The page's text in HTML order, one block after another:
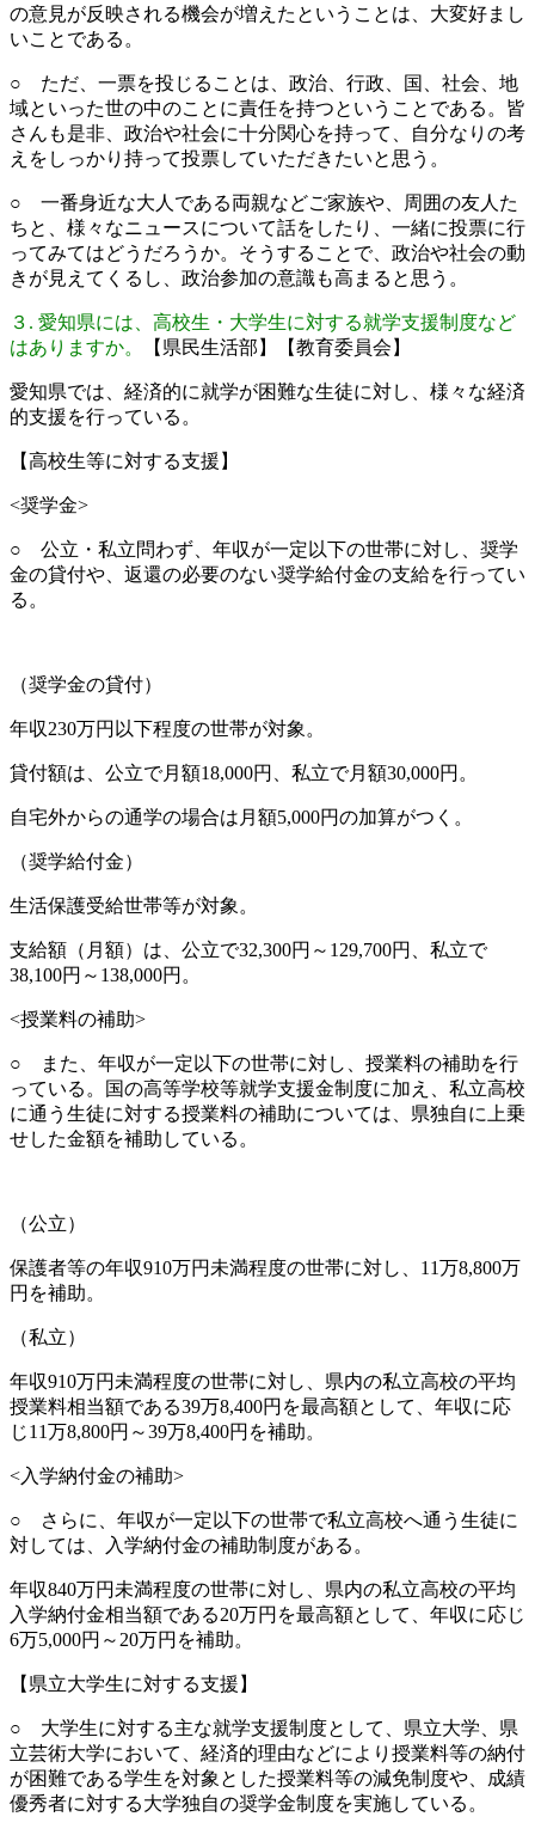
の意見が反映される機会が増えたということは、大変好まし
いことである。
○ ただ、一票を投じることは、政治、行政、国、社会、地
域といった世の中のことに責任を持つということである。皆
さんも是非、政治や社会に十分関心を持って、自分なりの考
えをしっかり持って投票していただきたいと思う。
○ 一番身近な大人である両親などご家族や、周囲の友人た
ちと、様々なニュースについて話をしたり、一緒に投票に行
ってみてはどうだろうか。そうすることで、政治や社会の動
きが見えてくるし、政治参加の意識も高まると思う。
３. 愛知県には、高校生・大学生に対する就学支援制度など
はありますか。
【県民生活部】【教育委員会】
愛知県では、経済的に就学が困難な生徒に対し、様々な経済
的支援を行っている。
【高校生等に対する支援】
<奨学金>
○ 公立・私立問わず、年収が一定以下の世帯に対し、奨学
金の貸付や、返還の必要のない奨学給付金の支給を行ってい
る。
（奨学金の貸付）
年収230万円以下程度の世帯が対象。
貸付額は、公立で月額18,000円、私立で月額30,000円。
自宅外からの通学の場合は月額5,000円の加算がつく。
（奨学給付金）
生活保護受給世帯等が対象。
支給額（月額）は、公立で32,300円～129,700円、私立で
38,100円～138,000円。
<授業料の補助>
○ また、年収が一定以下の世帯に対し、授業料の補助を行
っている。国の高等学校等就学支援金制度に加え、私立高校
に通う生徒に対する授業料の補助については、県独自に上乗
せした金額を補助している。
（公立）
保護者等の年収910万円未満程度の世帯に対し、11万8,800万
円を補助。
（私立）
年収910万円未満程度の世帯に対し、県内の私立高校の平均
授業料相当額である39万8,400円を最高額として、年収に応
じ11万8,800円～39万8,400円を補助。
<入学納付金の補助>
○ さらに、年収が一定以下の世帯で私立高校へ通う生徒に
対しては、入学納付金の補助制度がある。
年収840万円未満程度の世帯に対し、県内の私立高校の平均
入学納付金相当額である20万円を最高額として、年収に応じ
6万5,000円～20万円を補助。
【県立大学生に対する支援】
○ 大学生に対する主な就学支援制度として、県立大学、県
立芸術大学において、経済的理由などにより授業料等の納付
が困難である学生を対象とした授業料等の減免制度や、成績
優秀者に対する大学独自の奨学金制度を実施している。